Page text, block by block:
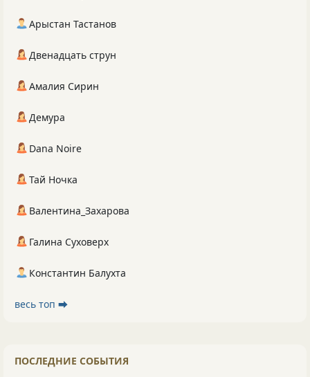
Арыстан Тастанов
Двенадцать струн
Амалия Сирин
Демура
Dana Noire
Тай Ночка
Валентина_Захарова
Галина Суховерх
Константин Балухта
весь топ ⮕
ПОСЛЕДНИЕ СОБЫТИЯ